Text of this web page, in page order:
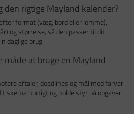
den rigtige Mayland kalender?
format (væg, bord eller lomme),
og størrelse, så den passer til dit
daglige brug.
måde at bruge en Mayland
aftaler, deadlines og mål med farver
skema hurtigt og holde styr på opgaver